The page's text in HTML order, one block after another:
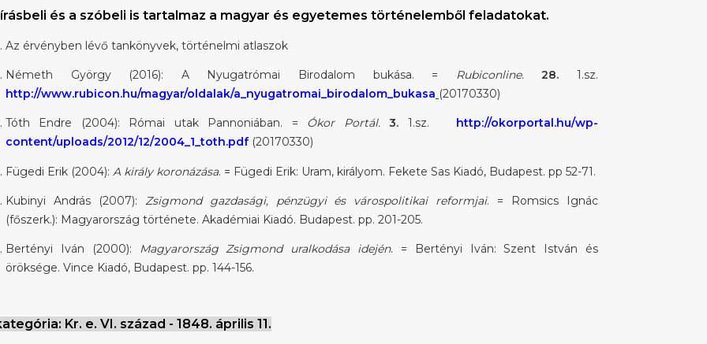
és a szóbeli is tartalmaz a magyar és egyetemes történelemből feladatokat.
Az érvényben lévő tankönyvek, történelmi atlaszok
Németh György (2016): A Nyugatrómai Birodalom bukása. = Rubiconline. 28. 1.sz.
http://www.rubicon.hu/magyar/oldalak/a_nyugatromai_birodalom_bukasa (20170330)
Tóth Endre (2004): Római utak Pannoniában. = Ókor Portál. 3. 1.sz. http://okorportal.hu/wp-
content/uploads/2012/12/2004_1_toth.pdf(20170330)
Fügedi Erik (2004): A király koronázása. = Fügedi Erik: Uram, királyom. Fekete Sas Kiadó, Budapest. pp 52-71.
Kubinyi András (2007): Zsigmond gazdasági, pénzügyi és várospolitikai reformjai. = Romsics Ignác
(főszerk.): Magyarország története. Akadémiai Kiadó. Budapest. pp. 201-205.
Bertényi Iván (2000): Magyarország Zsigmond uralkodása idején. = Bertényi Iván: Szent István és
öröksége. Vince Kiadó, Budapest. pp. 144-156.
kategória: Kr. e. VI. század - 1848. április 11.